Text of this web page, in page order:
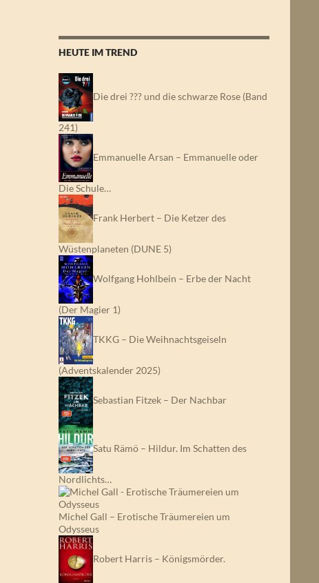
HEUTE IM TREND
Die drei ??? und die schwarze Rose (Band
241)
Emmanuelle Arsan – Emmanuelle oder
Die Schule…
Frank Herbert – Die Ketzer des
Wüstenplaneten (DUNE 5)
Wolfgang Hohlbein – Erbe der Nacht
(Der Magier 1)
TKKG – Die Weihnachtsgeiseln
(Adventskalender 2025)
Sebastian Fitzek – Der Nachbar
Satu Rämö – Hildur. Im Schatten des
Nordlichts…
Michel Gall – Erotische Träumereien um
Odysseus
Robert Harris – Königsmörder.